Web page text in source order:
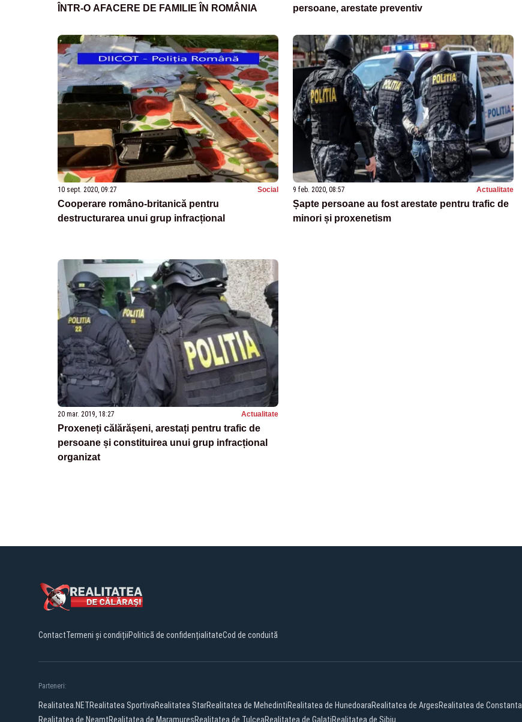
ÎNTR-O AFACERE DE FAMILIE ÎN ROMÂNIA
persoane, arestate preventiv
10 sept. 2020, 09:27 Social
Cooperare româno-britanică pentru
destructurarea unui grup infracțional
9 feb. 2020, 08:57 Actualitate
Șapte persoane au fost arestate pentru trafic de
minori și proxenetism
20 mar. 2019, 18:27 Actualitate
Proxeneți călărășeni, arestați pentru trafic de
persoane și constituirea unui grup infracțional
organizat
ContactTermeni și condițiiPolitică de confidențialitateCod de conduită
Parteneri:
Realitatea.NETRealitatea SportivaRealitatea StarRealitatea de MehedintiRealitatea de HunedoaraRealitatea de ArgesRealitatea de Constanta
Realitatea de NeamtRealitatea de MaramuresRealitatea de TulceaRealitatea de GalatiRealitatea de Sibiu